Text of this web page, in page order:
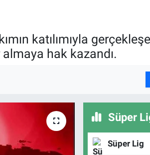
katılımıyla
hak kazandı.
Süper
Süper Lig